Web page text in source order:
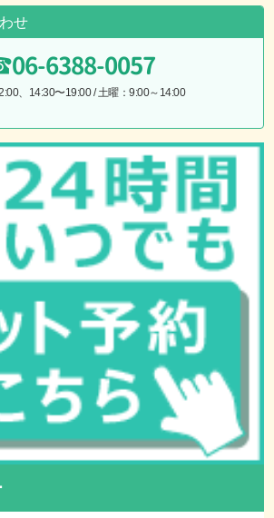
せ
06-6388-0057
、14:30〜19:00 / 土曜：9:00～14:00